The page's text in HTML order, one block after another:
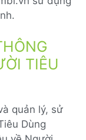
TIÊU
quản lý, sử
Dùng